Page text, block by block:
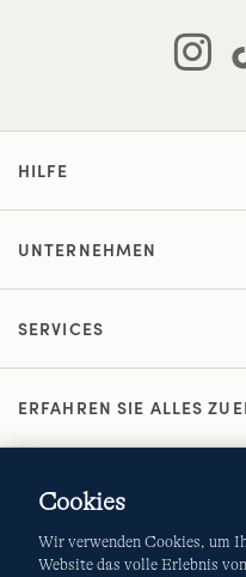
HILFE
UNTERNEHMEN
SERVICES
ERFAHREN SIE ALLES
Cookies
Wir verwenden Cookies, um
Website das volle Erlebnis